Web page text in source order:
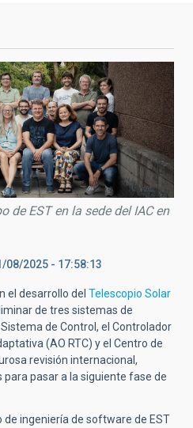
de EST en la sede del IAC en
08/2025 - 17:58:13
el desarrollo del Telescopio Solar
de tres sistemas de
de Control, el Controlador
(AO RTC) y el Centro de
revisión internacional,
pasar a la siguiente fase de
de ingeniería de software de EST